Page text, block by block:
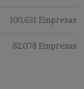
100,631 Empresas
82,078 Empresas